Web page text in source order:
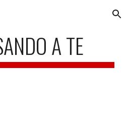
Skip to navigation
A TE